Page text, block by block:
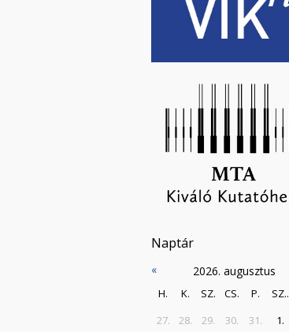
Naptár
« 2026. augusztus
H. K. SZ. CS. P. SZ..
27.
28. 29. 30. 31. 1.